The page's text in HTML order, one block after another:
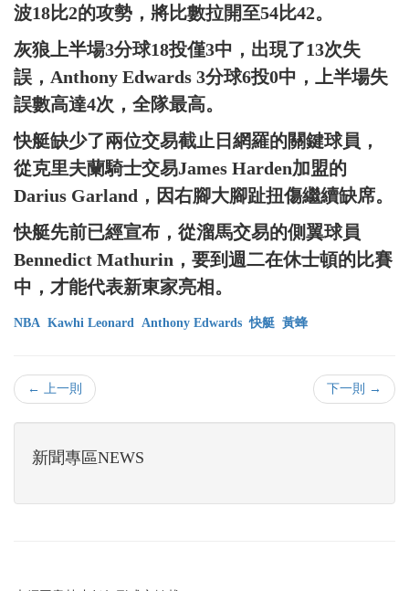
波18比2的攻勢，將比數拉開至54比42。
灰狼上半場3分球18投僅3中，出現了13次失
誤，Anthony Edwards 3分球6投0中，上半場失
誤數高達4次，全隊最高。
快艇缺少了兩位交易截止日網羅的關鍵球員，
從克里夫蘭騎士交易James Harden加盟的
Darius Garland，因右腳大腳趾扭傷繼續缺席。
快艇先前已經宣布，從溜馬交易的側翼球員
Bennedict Mathurin，要到週二在休士頓的比賽
中，才能代表新東家亮相。
NBA Kawhi Leonard Anthony Edwards 快艇 黃蜂
← 上一則 下一則 →
新聞專區NEWS